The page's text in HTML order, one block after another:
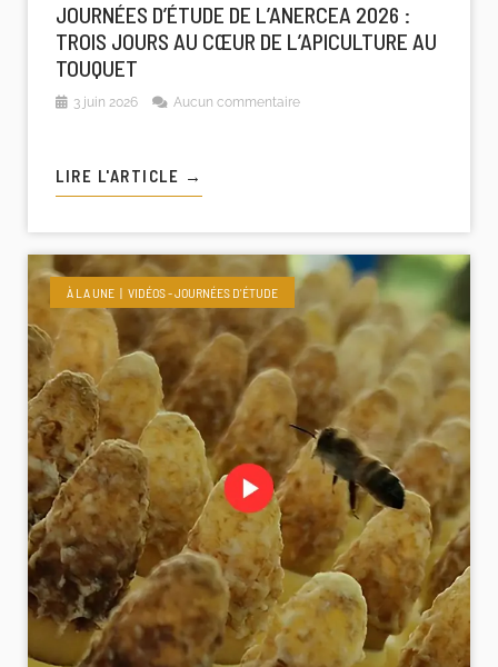
JOURNÉES D’ÉTUDE DE L’ANERCEA 2026 :
TROIS JOURS AU CŒUR DE L’APICULTURE AU
TOUQUET
3 juin 2026 Aucun commentaire
LIRE L'ARTICLE →
À LA UNE VIDÉOS - JOURNÉES D'ÉTUDE